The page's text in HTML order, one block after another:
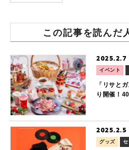
この記事を読んだ
2025.2.7
イベント
「リサと
り開催！
2025.2.5
グッズ セ